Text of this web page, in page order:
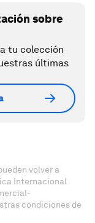
sobre
tu colección
últimas
volver a
Internacional
condiciones de